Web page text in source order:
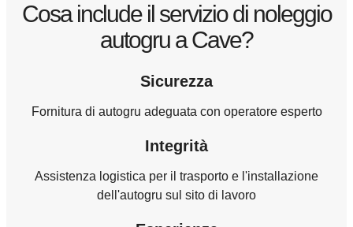
Cosa include il servizio di noleggio
autogru a Cave?
Sicurezza
Fornitura di autogru adeguata con operatore esperto
Integrità
Assistenza logistica per il trasporto e l'installazione
dell'autogru sul sito di lavoro